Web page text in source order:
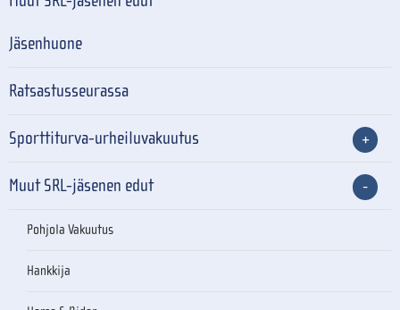
Jäsenhuone
Ratsastusseurassa
Sporttiturva-urheiluvakuutus
Muut SRL-jäsenen edut
Pohjola Vakuutus
Hankkija